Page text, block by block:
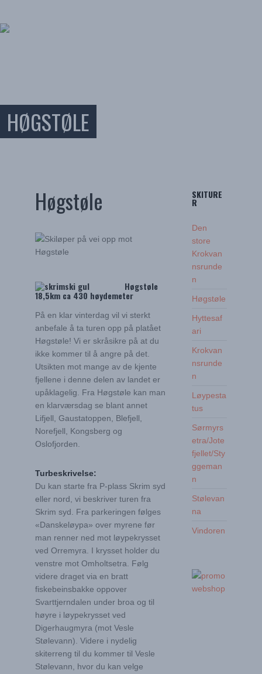
HØGSTØLE
Høgstøle
Høgstøle
18,5km ca 430 høydemeter
På en klar vinterdag vil vi sterkt
anbefale å ta turen opp på platået
Høgstøle! Vi er skråsikre på at du
ikke kommer til å angre på det.
Utsikten mot mange av de kjente
fjellene i denne delen av landet er
upåklagelig. Fra Høgstøle kan man
en klarværsdag se blant annet
Lifjell, Gaustatoppen, Blefjell,
Norefjell, Kongsberg og
Oslofjorden.
Turbeskrivelse:
Du kan starte fra P-plass Skrim syd
eller nord, vi beskriver turen fra
Skrim syd. Fra parkeringen følges
«Danskeløypa» over myrene før
man renner ned mot løypekrysset
ved Orremyra. I krysset holder du
venstre mot Omholtsetra. Følg
videre draget via en bratt
fiskebeinsbakke oppover
Svarttjerndalen under broa og til
høyre i løypekrysset ved
Digerhaugmyra (mot Vesle
Stølevann). Videre i nydelig
skiterreng til du kommer til Vesle
Stølevann, hvor du kan velge
SKITURE
R
Den
store
Krokvan
nsrunde
n
Høgstøle
Hyttesaf
ari
Krokvan
nsrunde
n
Løypesta
tus
Sørmyrs
etra/Jote
fjellet/Sty
ggeman
n
Stølevan
na
Vindoren